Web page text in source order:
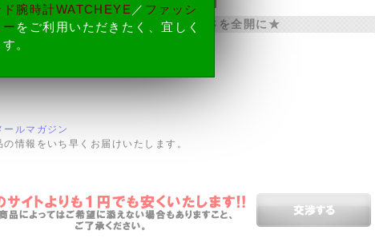
ィアンらしさを全開に★
のパイレーツ柄がヴィヴィアンらしさを全開に★
ルマガジン
情報をいち早くお届けいたします。
ド腕時計WATCHEYE／ ファッシ
をご利用いただきたく、宜しく
。